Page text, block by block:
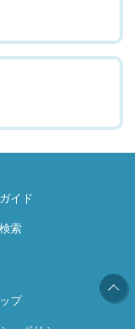
イド
索
プ